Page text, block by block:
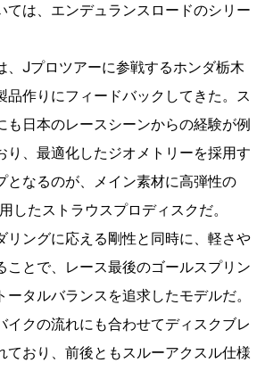
ては、エンデュランスロードのシリー
、Jプロツアーに参戦するホンダ栃木
品作りにフィードバックしてきた。ス
も日本のレースシーンからの経験が例
り、最適化したジオメトリーを採用す
となるのが、メイン素材に高弾性の
したストラウスプロディスクだ。
リングに応える剛性と同時に、軽さや
ことで、レース最後のゴールスプリン
ータルバランスを追求したモデルだ。
イクの流れにも合わせてディスクブレ
ており、前後ともスルーアクスル仕様